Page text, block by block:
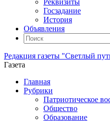
Реквизиты
Госзадание
История
Объявления
Поиск
Искать:
Редакция газеты "Светлый
Газета
Промотать
содержимому
Главная
Рубрики
Патриотическое
Общество
Образование